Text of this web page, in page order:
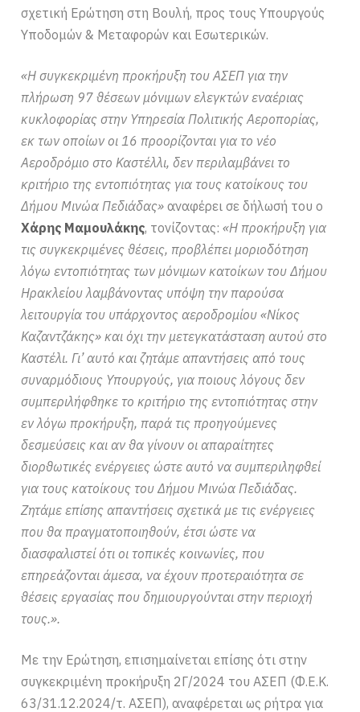
σχετική Ερώτηση στη Βουλή, προς τους Υπουργούς
Υποδομών & Μεταφορών και Εσωτερικών.
«Η συγκεκριμένη προκήρυξη του ΑΣΕΠ για την
πλήρωση 97 θέσεων μόνιμων ελεγκτών εναέριας
κυκλοφορίας στην Υπηρεσία Πολιτικής Αεροπορίας,
εκ των οποίων οι 16 προορίζονται για το νέο
Αεροδρόμιο στο Καστέλλι, δεν περιλαμβάνει το
κριτήριο της εντοπιότητας για τους κατοίκους του
Δήμου Μινώα Πεδιάδας» αναφέρει σε δήλωσή του ο
Χάρης Μαμουλάκης, τονίζοντας:«Η προκήρυξη για
τις συγκεκριμένες θέσεις, προβλέπει μοριοδότηση
λόγω εντοπιότητας των μόνιμων κατοίκων του Δήμου
Ηρακλείου λαμβάνοντας υπόψη την παρούσα
λειτουργία του υπάρχοντος αεροδρομίου «Νίκος
Καζαντζάκης» και όχι την μετεγκατάσταση αυτού στο
Καστέλι. Γι’ αυτό και ζητάμε απαντήσεις από τους
συναρμόδιους Υπουργούς, για ποιους λόγους δεν
συμπεριλήφθηκε το κριτήριο της εντοπιότητας στην
εν λόγω προκήρυξη, παρά τις προηγούμενες
δεσμεύσεις και αν θα γίνουν οι απαραίτητες
διορθωτικές ενέργειες ώστε αυτό να συμπεριληφθεί
για τους κατοίκους του Δήμου Μινώα Πεδιάδας.
Ζητάμε επίσης απαντήσεις σχετικά με τις ενέργειες
που θα πραγματοποιηθούν, έτσι ώστε να
διασφαλιστεί ότι οι τοπικές κοινωνίες, που
επηρεάζονται άμεσα, να έχουν προτεραιότητα σε
θέσεις εργασίας που δημιουργούνται στην περιοχή
τους.».
Με την Ερώτηση, επισημαίνεται επίσης ότι στην
συγκεκριμένη προκήρυξη 2Γ/2024 του ΑΣΕΠ (Φ.Ε.Κ.
63/31.12.2024/τ. ΑΣΕΠ), αναφέρεται ως ρήτρα για